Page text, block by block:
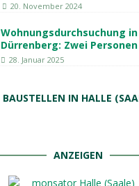
20. November 2024
Wohnungsdurchsuchung in
Dürrenberg: Zwei
28. Januar 2025
BAUSTELLEN IN HALLE
ANZEIGEN